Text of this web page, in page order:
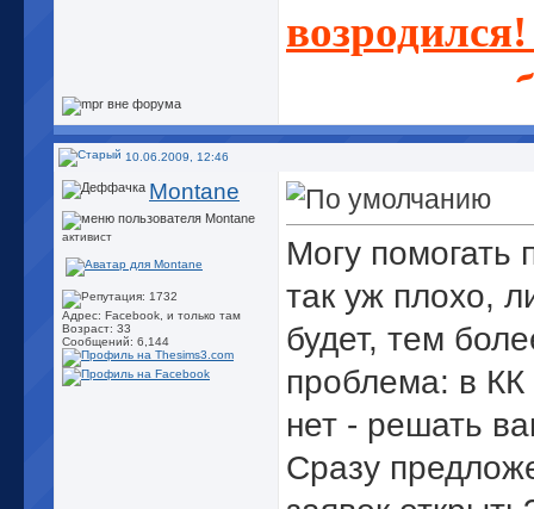
помочь -
10.06.2009, 12:46
Montane
активист
Адрес: Facebook, и только там
Возраст: 33
Сообщений: 6,144
Могу помогать
так уж плохо,
будет, тем
проблема: в КК
нет - решать
Сразу